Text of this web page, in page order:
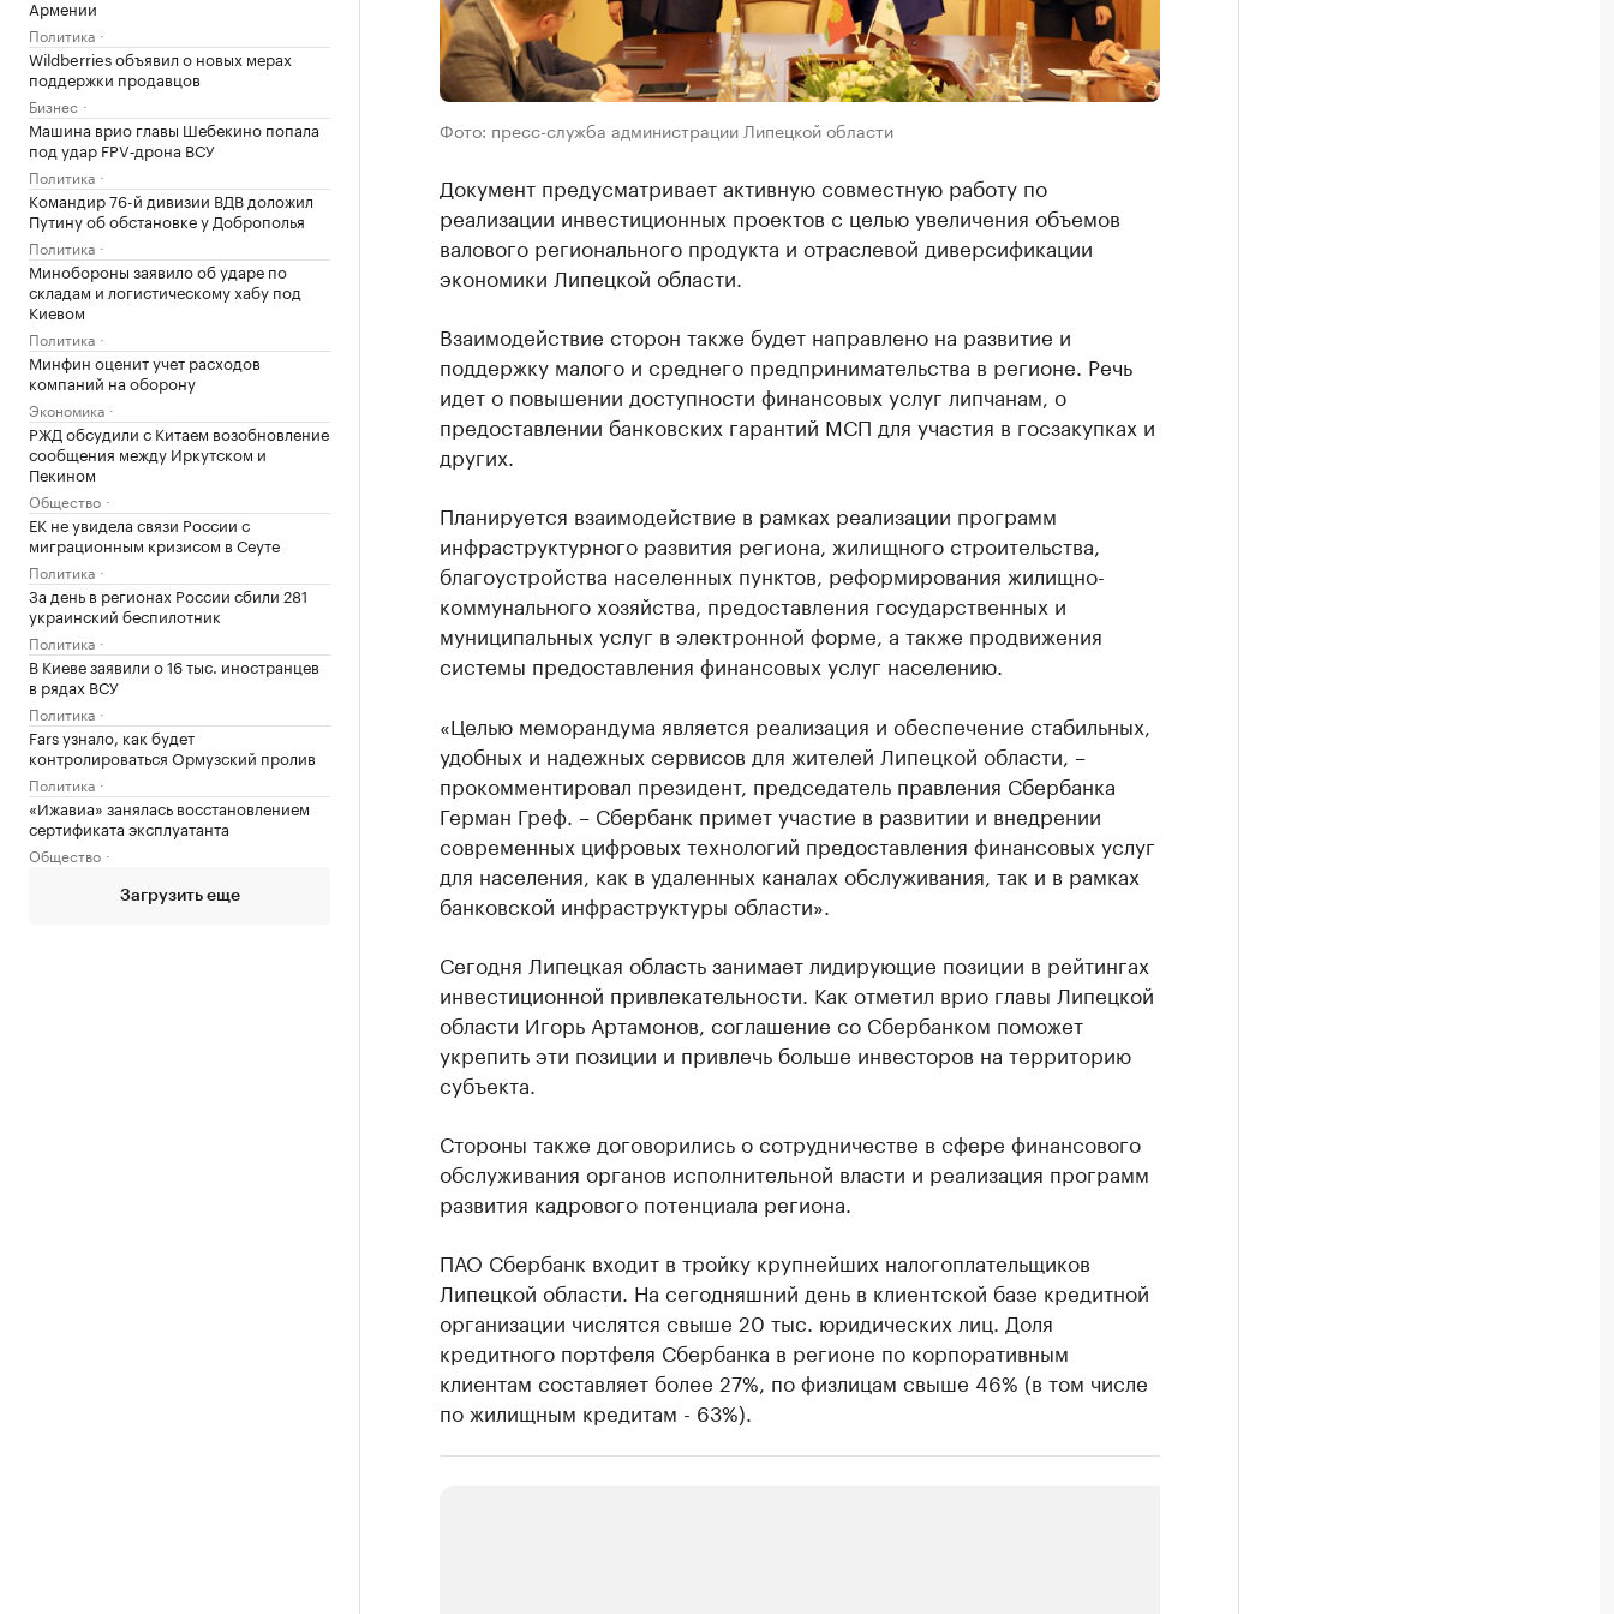
Армении
Политика
Wildberries объявил о новых мерах
поддержки продавцов
Бизнес
Машина врио главы Шебекино попала
под удар FPV‑дрона ВСУ
Политика
Командир 76-й дивизии ВДВ доложил
Путину об обстановке у Доброполья
Политика
Минобороны заявило об ударе по
складам и логистическому хабу под
Киевом
Политика
Минфин оценит учет расходов
компаний на оборону
Экономика
РЖД обсудили с Китаем возобновление
сообщения между Иркутском и
Пекином
Общество
ЕК не увидела связи России с
миграционным кризисом в Сеуте
Политика
За день в регионах России сбили 281
украинский беспилотник
Политика
В Киеве заявили о 16 тыс. иностранцев
в рядах ВСУ
Политика
Fars узнало, как будет
контролироваться Ормузский пролив
Политика
«Ижавиа» занялась восстановлением
сертификата эксплуатанта
Общество
Загрузить еще
Фото: пресс-служба администрации Липецкой области
Документ предусматривает активную совместную работу по
реализации инвестиционных проектов с целью увеличения объемов
валового регионального продукта и отраслевой диверсификации
экономики Липецкой области.
Взаимодействие сторон также будет направлено на развитие и
поддержку малого и среднего предпринимательства в регионе. Речь
идет о повышении доступности финансовых услуг липчанам, о
предоставлении банковских гарантий МСП для участия в госзакупках и
других.
Планируется взаимодействие в рамках реализации программ
инфраструктурного развития региона, жилищного строительства,
благоустройства населенных пунктов, реформирования жилищно-
коммунального хозяйства, предоставления государственных и
муниципальных услуг в электронной форме, а также продвижения
системы предоставления финансовых услуг населению.
«Целью меморандума является реализация и обеспечение стабильных,
удобных и надежных сервисов для жителей Липецкой области, –
прокомментировал президент, председатель правления Сбербанка
Герман Греф. – Сбербанк примет участие в развитии и внедрении
современных цифровых технологий предоставления финансовых услуг
для населения, как в удаленных каналах обслуживания, так и в рамках
банковской инфраструктуры области».
Сегодня Липецкая область занимает лидирующие позиции в рейтингах
инвестиционной привлекательности. Как отметил врио главы Липецкой
области Игорь Артамонов, соглашение со Сбербанком поможет
укрепить эти позиции и привлечь больше инвесторов на территорию
субъекта.
Стороны также договорились о сотрудничестве в сфере финансового
обслуживания органов исполнительной власти и реализация программ
развития кадрового потенциала региона.
ПАО Сбербанк входит в тройку крупнейших налогоплательщиков
Липецкой области. На сегодняшний день в клиентской базе кредитной
организации числятся свыше 20 тыс. юридических лиц. Доля
кредитного портфеля Сбербанка в регионе по корпоративным
клиентам составляет более 27%, по физлицам свыше 46% (в том числе
по жилищным кредитам - 63%).